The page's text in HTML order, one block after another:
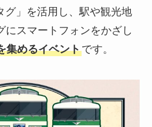
グ」を活用し、駅や観光地
にスマートフォンをかざし
集めるイベントです。